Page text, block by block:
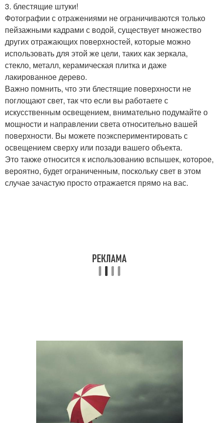
3. блестящие штуки!
Фотографии с отражениями не ограничиваются только
пейзажными кадрами с водой, существует множество
других отражающих поверхностей, которые можно
использовать для этой же цели, таких как зеркала,
стекло, металл, керамическая плитка и даже
лакированное дерево.
Важно помнить, что эти блестящие поверхности не
поглощают свет, так что если вы работаете с
искусственным освещением, внимательно подумайте о
мощности и направлении света относительно вашей
поверхности. Вы можете поэкспериментировать с
освещением сверху или позади вашего объекта.
Это также относится к использованию вспышек, которое,
вероятно, будет ограниченным, поскольку свет в этом
случае зачастую просто отражается прямо на вас.